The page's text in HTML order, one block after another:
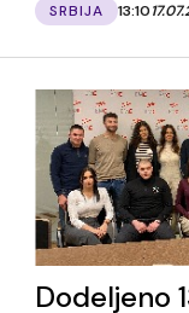
SRBIJA 13:10
Dodeljeno